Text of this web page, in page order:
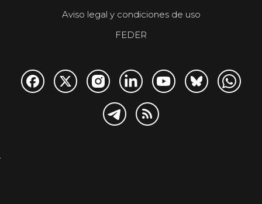
Aviso legal y condiciones de uso
FEDER